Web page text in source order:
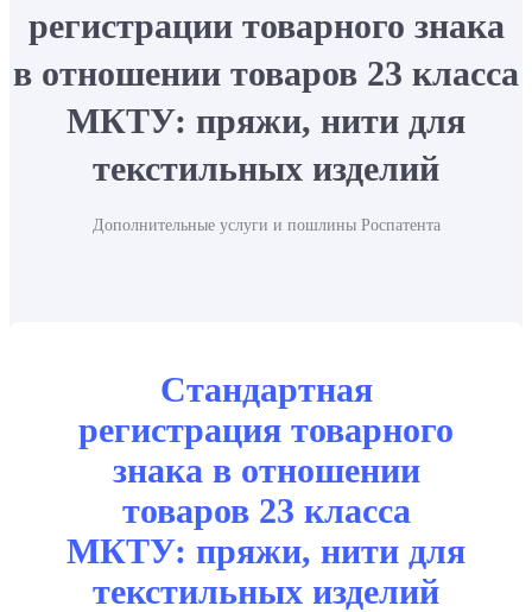
регистрации товарного знака
в отношении товаров 23 класса
МКТУ: пряжи, нити для
текстильных изделий
Дополнительные услуги и пошлины Роспатента
Стандартная
регистрация товарного
знака в отношении
товаров 23 класса
МКТУ: пряжи, нити для
текстильных изделий